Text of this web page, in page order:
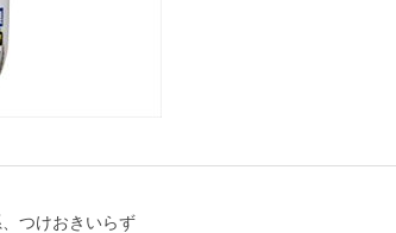
つけおきいらず